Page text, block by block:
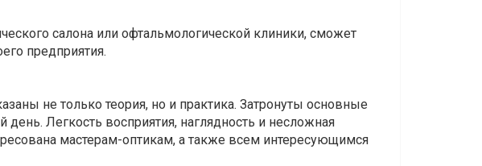
салона или офтальмологической клиники, сможет
предприятия.
не только теория, но и практика. Затронуты основные
Легкость восприятия, наглядность и несложная
мастерам-оптикам, а также всем интересующимся